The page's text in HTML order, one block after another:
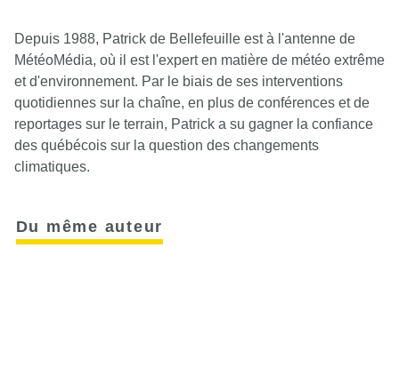
Depuis 1988, Patrick de Bellefeuille est à l'antenne de
MétéoMédia, où il est l'expert en matière de météo extrême
et d'environnement. Par le biais de ses interventions
quotidiennes sur la chaîne, en plus de conférences et de
reportages sur le terrain, Patrick a su gagner la confiance
des québécois sur la question des changements
climatiques.
Du même auteur